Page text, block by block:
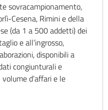
sovracampionamento,
Cesena, Rimini e della
(da 1 a 500 addetti) dei
e all’ingrosso,
disponibili a
congiunturali e
d’affari e le